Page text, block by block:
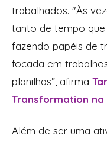
trabalhados. "Às
tanto de tempo
fazendo papéis de
focada em
planilhas”, afirma
Transformation na
Além de ser uma